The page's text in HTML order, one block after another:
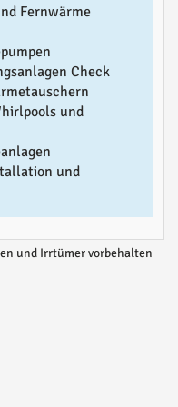
Fernwärme
Check
und
und
und Irrtümer vorbehalten